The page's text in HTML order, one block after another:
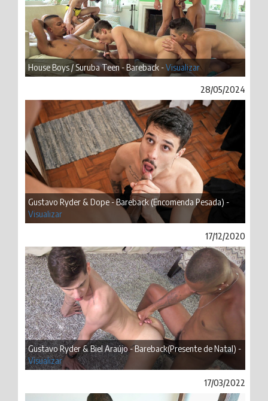
House Boys / Suruba Teen - Bareback -Visualizar
28/05/2024
Gustavo Ryder & Dope - Bareback (Encomenda Pesada) -
Visualizar
17/12/2020
Gustavo Ryder & Biel Araújo - Bareback(Presente de Natal) -
Visualizar
17/03/2022